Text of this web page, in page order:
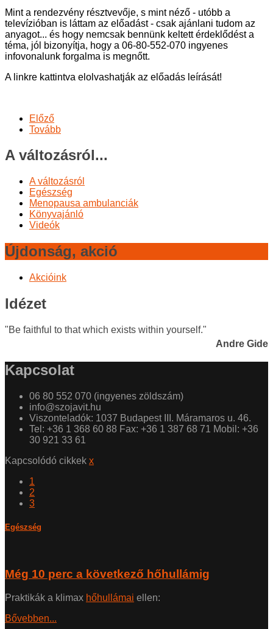
Mint a rendezvény résztvevője, s mint néző - utóbb a
televízióban is láttam az előadást - csak ajánlani tudom az
anyagot... és hogy nemcsak bennünk keltett érdeklődést a
téma, jól bizonyítja, hogy a 06-80-552-070 ingyenes
infovonalunk forgalma is megnőtt.
A linkre kattintva elolvashatják az előadás leírását!
Előző
Tovább
A változásról...
A változásról
Egészség
Menopausa ambulanciák
Könyvajánló
Videók
Újdonság, akció
Akcióink
Idézet
"Be faithful to that which exists within yourself."
Andre Gide
Kapcsolat
06 80 552 070 (ingyenes zöldszám)
info@szojavit.hu
Viszonteladók: 1037 Budapest III. Máramaros u. 46.
Tel: +36 1 368 60 88 Fax: +36 1 387 68 71 Mobil: +36
30 921 33 61
Kapcsolódó cikkek x
1
2
3
Egészség
Még 10 perc a következő hőhullámig
Praktikák a klimax hőhullámai ellen:
Bővebben...